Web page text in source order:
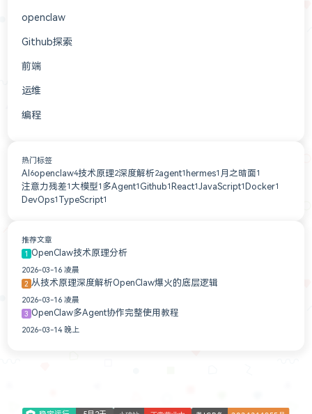
openclaw
Github探索
前端
运维
编程
热门标签
AI 6openclaw4技术原理2深度解析2agent1 hermes1 月之暗面1
注意力残差1 大模型1 多Agent1Github1 React1JavaScript1 Docker1
DevOps1 TypeScript1
推荐文章
1 OpenClaw技术原理分析
2026-03-16 凌晨
2 从技术原理深度解析OpenClaw爆火的底层逻辑
2026-03-16 凌晨
3 OpenClaw多Agent协作完整使用教程
2026-03-14 晚上